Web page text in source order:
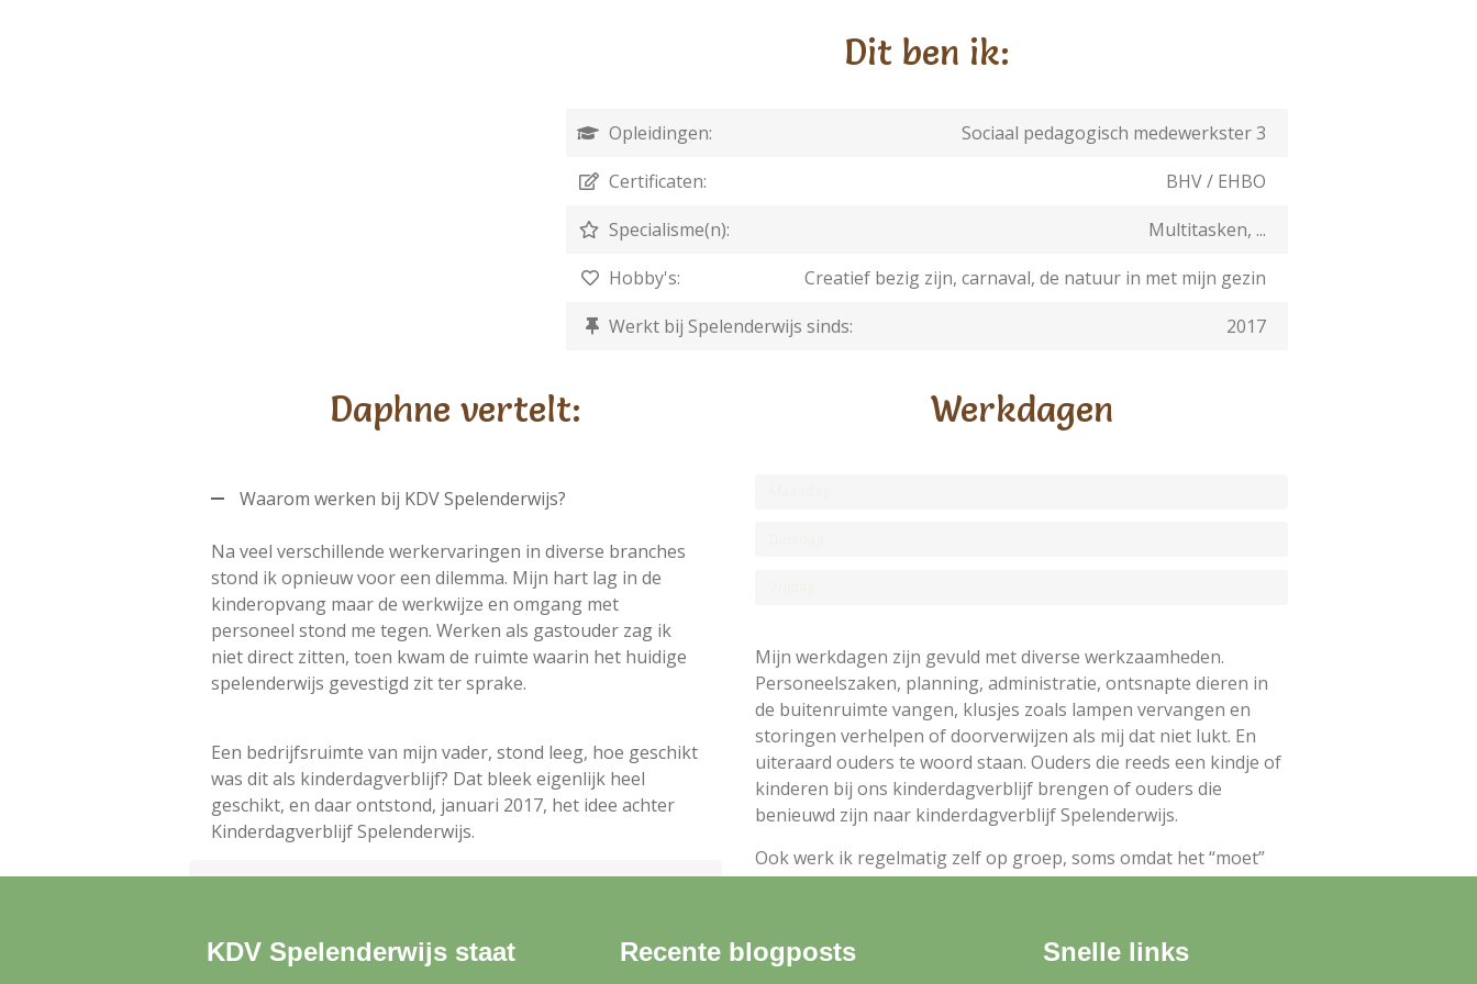
Dit ben ik:
Opleidingen:
Sociaal pedagogisch medewerkster 3
Certificaten:
BHV / EHBO
Specialisme(n):
Multitasken, ...
Hobby's:
Creatief bezig zijn, carnaval, de natuur in met mijn gezin
Werkt bij Spelenderwijs sinds:
2017
Daphne vertelt:
Waarom werken bij KDV Spelenderwijs?
Na veel verschillende werkervaringen in diverse branches
stond ik opnieuw voor een dilemma. Mijn hart lag in de
kinderopvang maar de werkwijze en omgang met
personeel stond me tegen. Werken als gastouder zag ik
niet direct zitten, toen kwam de ruimte waarin het huidige
spelenderwijs gevestigd zit ter sprake.
Een bedrijfsruimte van mijn vader, stond leeg, hoe geschikt
was dit als kinderdagverblijf? Dat bleek eigenlijk heel
geschikt, en daar ontstond, januari 2017, het idee achter
Kinderdagverblijf Spelenderwijs.
Wat ik je graag wil vertellen over mezelf!
Werkdagen
Mijn werkdagen zijn gevuld met diverse werkzaamheden.
Personeelszaken, planning, administratie, ontsnapte dieren in
de buitenruimte vangen, klusjes zoals lampen vervangen en
storingen verhelpen of doorverwijzen als mij dat niet lukt. En
uiteraard ouders te woord staan. Ouders die reeds een kindje of
kinderen bij ons kinderdagverblijf brengen of ouders die
benieuwd zijn naar kinderdagverblijf Spelenderwijs.
Ook werk ik regelmatig zelf op groep, soms omdat het “moet”
bij ziekte/uitval, maar ook om binding te houden en zelf ook
Naast dat er steeds meer gediplomeerde medewerksters op de
KDV Spelenderwijs staat
Recente blogposts Snelle links